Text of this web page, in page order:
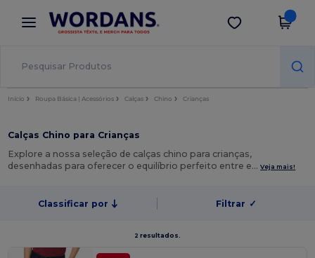
× App Wordans
Melhores preços na app!
Obter app
Início Roupa Básica | Acessórios Calças Chino Crianças
Calças Chino para Crianças
Explore a nossa seleção de calças chino para crianças,
desenhadas para oferecer o equilíbrio perfeito entre e…Veja mais!
Classificar por Filtrar ✓
2 resultados.